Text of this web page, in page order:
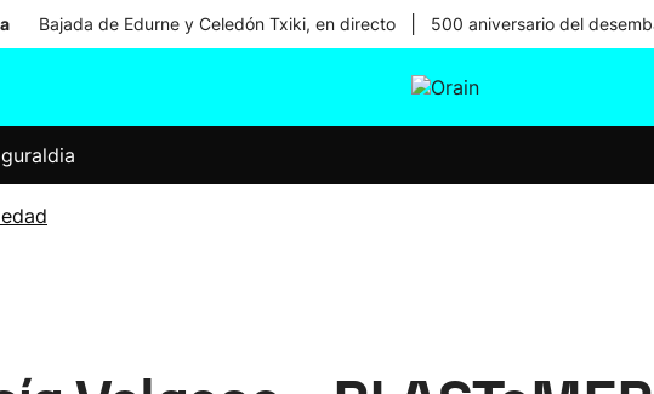
Bajada de Edurne y Celedón Txiki, en directo 500 aniversario del